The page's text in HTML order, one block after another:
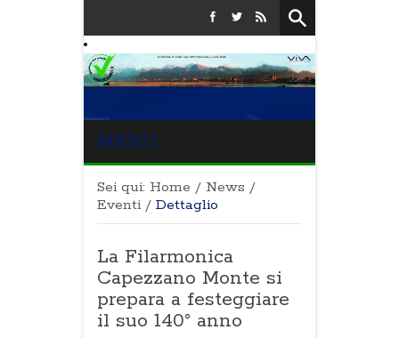
MENU
Sei qui: Home / News /
Eventi / Dettaglio
La Filarmonica
Capezzano Monte si
prepara a festeggiare
il suo 140° anno